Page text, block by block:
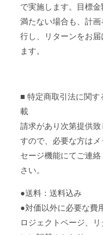
で実施します。目標金
満たない場合も、計画
行し、リターンをお届
ます。
■ 特定商取引法に関す
載
請求があり次第提供致
すので、必要な方はメ
セージ機能にてご連
さい。
●送料：送料込み
●対価以外に必要な費
ロジェクトページ、